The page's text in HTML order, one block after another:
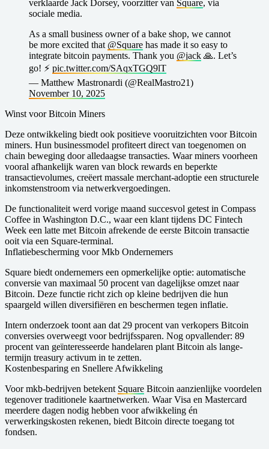
verklaarde Jack Dorsey, voorzitter van Square, via
sociale media.
As a small business owner of a bake shop, we cannot
be more excited that @Square has made it so easy to
integrate bitcoin payments. Thank you @jack 🙏. Let’s
go! ⚡️ pic.twitter.com/SAqxTGQ9lT
— Matthew Mastronardi (@RealMastro21)
November 10, 2025
Winst voor Bitcoin Miners
Deze ontwikkeling biedt ook positieve vooruitzichten voor Bitcoin
miners. Hun businessmodel profiteert direct van toegenomen on
chain beweging door alledaagse transacties. Waar miners voorheen
vooral afhankelijk waren van block rewards en beperkte
transactievolumes, creëert massale merchant-adoptie een structurele
inkomstenstroom via netwerkvergoedingen.
De functionaliteit werd vorige maand succesvol getest in Compass
Coffee in Washington D.C., waar een klant tijdens DC Fintech
Week een latte met Bitcoin afrekende de eerste Bitcoin transactie
ooit via een Square-terminal.
Inflatiebescherming voor Mkb Ondernemers
Square biedt ondernemers een opmerkelijke optie: automatische
conversie van maximaal 50 procent van dagelijkse omzet naar
Bitcoin. Deze functie richt zich op kleine bedrijven die hun
spaargeld willen diversifiëren en beschermen tegen inflatie.
Intern onderzoek toont aan dat 29 procent van verkopers Bitcoin
conversies overweegt voor bedrijfssparen. Nog opvallender: 89
procent van geïnteresseerde handelaren plant Bitcoin als lange-
termijn treasury activum in te zetten.
Kostenbesparing en Snellere Afwikkeling
Voor mkb-bedrijven betekent Square Bitcoin aanzienlijke voordelen
tegenover traditionele kaartnetwerken. Waar Visa en Mastercard
meerdere dagen nodig hebben voor afwikkeling én
verwerkingskosten rekenen, biedt Bitcoin directe toegang tot
fondsen.